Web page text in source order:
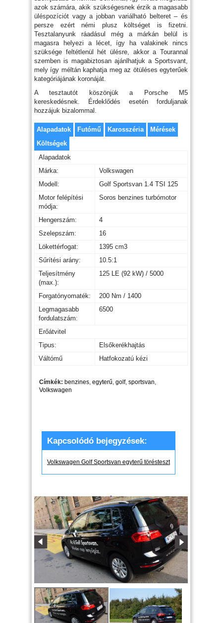
azok számára, akik szükségesnek érzik a magasabb
üléspozíciót vagy a jobban variálható belteret – és
persze ezért némi plusz költséget is fizetni.
Tesztalanyunk ráadásul még a márkán belül is
magasra helyezi a lécet, így ha valakinek nincs
szüksége feltétlenül hét ülésre, akkor a Tourannal
szemben is magabiztosan ajánlhatjuk a Sportsvant,
mely így méltán kaphatja meg az ötüléses egyterűek
kategóriájának koronáját.
A tesztautót köszönjük a Porsche M5
kereskedésnek. Érdeklődés esetén forduljanak
hozzájuk bizalommal.
Alapadatok Futómű Karosszéria
Mérések
Költségek
Alapadatok
Márka:
Volkswagen
Modell:
Golf Sportsvan 1.4 TSI 125
Motor felépítési
módja:
Soros benzines turbómotor
Hengerszám:
4
Szelepszám:
16
Lökettérfogat:
1395 cm3
Sűrítési arány:
10.5:1
Teljesítmény
(max.):
125 LE (92 kW) / 5000
Forgatónyomaték:
200 Nm / 1400
Legmagasabb
fordulatszám:
6500
Erőátvitel
Tipus:
Elsőkerékhajtás
Váltómű
Hatfokozatú kézi
Címkék: benzines, egyterű, golf, sportsvan,
Volkswagen
Kapcsolódó bejegyzések:
Volkswagen Golf Sportsvan egyterű törésteszt